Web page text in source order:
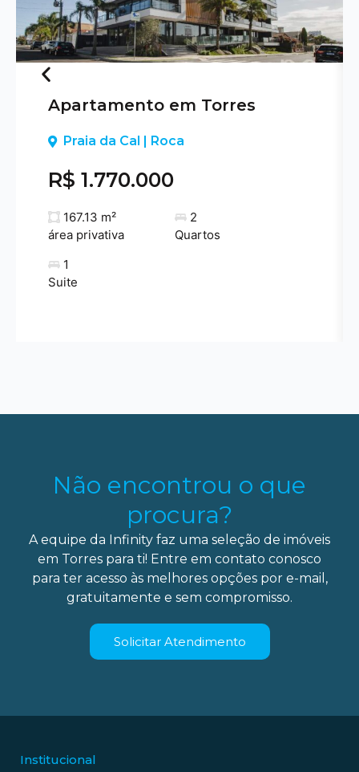
Previous
Apartamento em Torres
Praia da Cal | Roca
R$ 1.770.000
167.13 m²
área privativa
2
Quartos
1
Suite
Não encontrou o que
procura?
A equipe da Infinity faz uma seleção de imóveis
em Torres para ti! Entre em contato conosco
para ter acesso às melhores opções por e-mail,
gratuitamente e sem compromisso.
Solicitar Atendimento
Institucional